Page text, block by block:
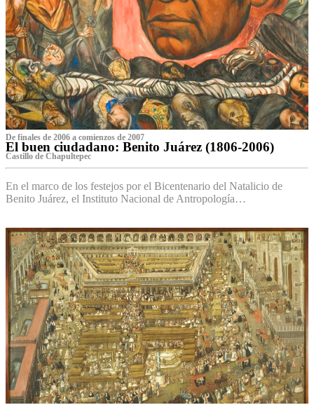
De finales de 2006 a comienzos de 2007
El buen ciudadano: Benito Juárez (1806-2006)
Castillo de Chapultepec
En el marco de los festejos por el Bicentenario del Natalicio de
Benito Juárez, el Instituto Nacional de Antropología…